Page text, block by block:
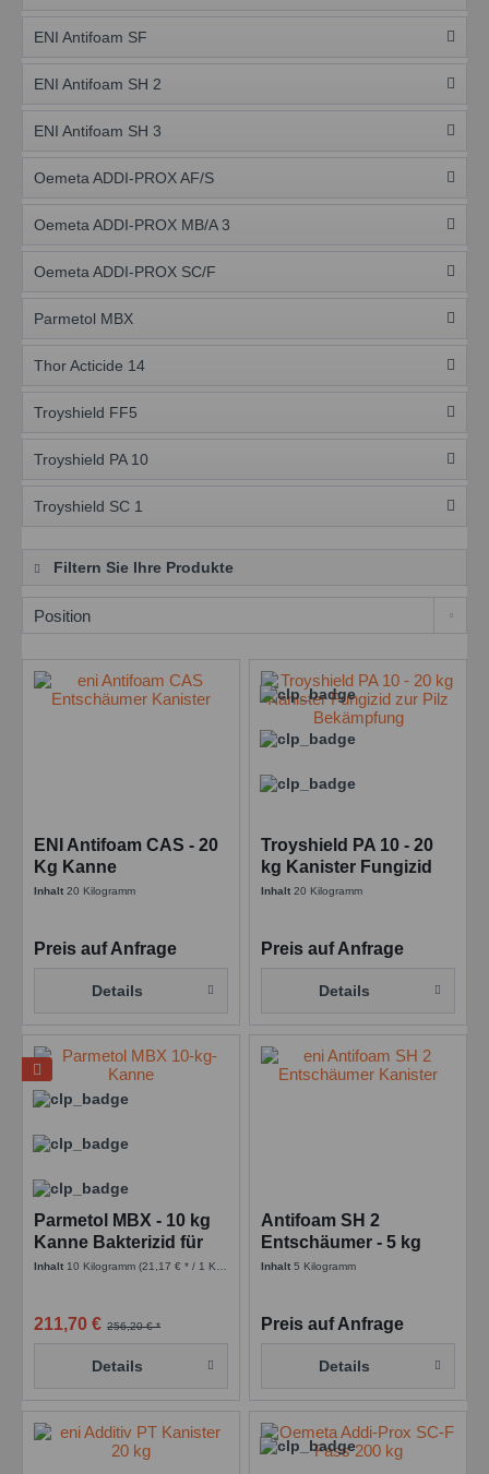
ENI Antifoam SF
ENI Antifoam SH 2
ENI Antifoam SH 3
Oemeta ADDI-PROX AF/S
Oemeta ADDI-PROX MB/A 3
Oemeta ADDI-PROX SC/F
Parmetol MBX
Thor Acticide 14
Troyshield FF5
Troyshield PA 10
Troyshield SC 1
Filtern Sie Ihre Produkte
ENI Antifoam CAS - 20
Kg Kanne
silikonölfreier
Inhalt20 Kilogramm
Preis auf Anfrage
Details
Troyshield PA 10 - 20
kg Kanister Fungizid
zur Pilz Bekämpfung
Inhalt20 Kilogramm
Preis auf Anfrage
Details
Parmetol MBX - 10 kg
Kanne Bakterizid für
Kühlschmierstoffe
Inhalt 10 Kilogramm(21,17 € * / 1 Kilogramm)
256,20 € *
211,70 €
Details
Antifoam SH 2
Entschäumer - 5 kg
Kanne Entschäumer
Inhalt5 Kilogramm
Preis auf Anfrage
Details